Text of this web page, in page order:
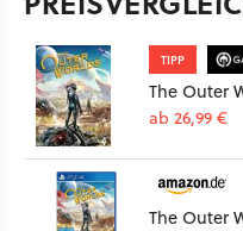
TIPP
The Outer
ab 26,99 €
The Outer